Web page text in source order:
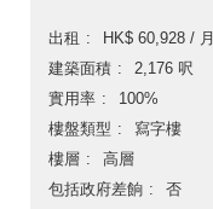
出租
HK$ 60,928 / 月
建築面積
2,176 呎
實用率
100%
樓盤類型
寫字樓
樓層
高層
包括政府差餉
否